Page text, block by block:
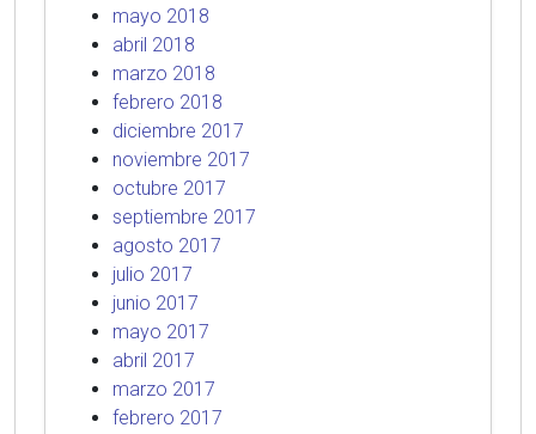
mayo 2018
abril 2018
marzo 2018
febrero 2018
diciembre 2017
noviembre 2017
octubre 2017
septiembre 2017
agosto 2017
julio 2017
junio 2017
mayo 2017
abril 2017
marzo 2017
febrero 2017